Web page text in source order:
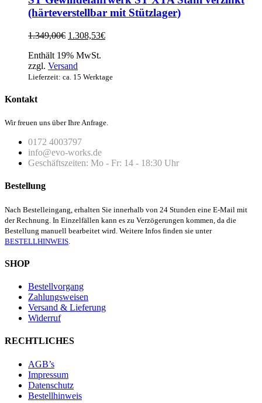
(härteverstellbar mit Stützlager)
1.349,00€ Ursprünglicher
war:
1.349,00€
1.308,53€Aktueller
Enthält 19% MwSt.
zzgl. Versand
Lieferzeit: ca. 15 Werktage
Kontakt
Wir freuen uns über Ihre Anfrage.
0172 4003797
info@evo-works.de
Geschäftszeiten: Mo - Fr: 14 - 18:30 Uhr
Bestellung
Nach Bestelleingang, erhalten Sie innerhalb von 24 Stunden eine E-Mail mit
der Rechnung. In Einzelfällen kann es zu Verzögerungen kommen, da die
Bestellung manuell bearbeitet wird. Weitere Infos finden sie unter
BESTELLHINWEIS
SHOP
Bestellvorgang
Zahlungsweisen
Versand & Lieferung
Widerruf
RECHTLICHES
AGB’s
Impressum
Datenschutz
Bestellhinweis